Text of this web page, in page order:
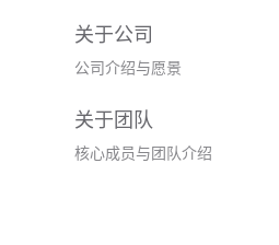
关于公司
公司介绍与愿景
关于团队
核心成员与团队介绍